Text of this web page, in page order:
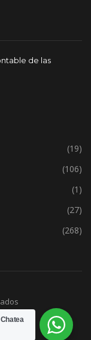
de las
(19)
(106)
(1)
(27)
(268)
Chatea